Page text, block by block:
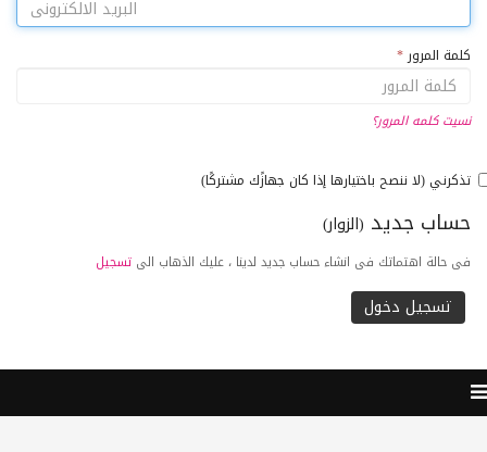
كلمة المرور *
نسيت كلمه المرور؟
تذكرني (لا ننصح باختيارها إذا كان جهازًك مشتركًا)
حساب جديد (الزوار)
فى حالة اهتماتك فى انشاء حساب جديد لدينا ، عليك الذهاب الى تسجيل